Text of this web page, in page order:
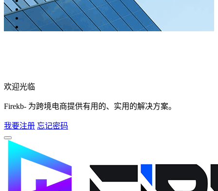
欢迎光临
Firekb- 为跨境电商提供有用的、实用的解决方案。
我要注册 忘记密码